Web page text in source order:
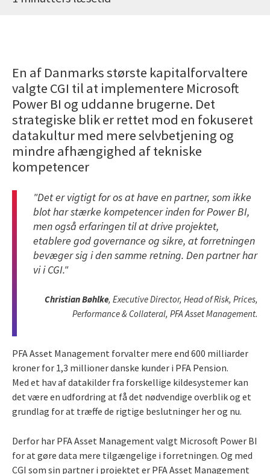
En af Danmarks største kapitalforvaltere
valgte CGI til at implementere Microsoft
Power BI og uddanne brugerne. Det
strategiske blik er rettet mod en fokuseret
datakultur med mere selvbetjening og
mindre afhængighed af tekniske
kompetencer
"Det er vigtigt for os at have en partner, som ikke
blot har stærke kompetencer inden for Power BI,
men også erfaringen til at drive projektet,
etablere god governance og sikre, at forretningen
bevæger sig i den samme retning. Den partner har
vi i CGI."
Christian Bøhlke, Executive Director, Head of Risk, Prices,
Performance & Collateral, PFA Asset Management.
PFA Asset Management forvalter mere end 600 milliarder
kroner for 1,3 millioner danske kunder i PFA Pension.
Med et hav af datakilder fra forskellige kildesystemer kan
det være en udfordring at få det nødvendige overblik og et
grundlag for at træffe de rigtige beslutninger her og nu.
Derfor har PFA Asset Management valgt Microsoft Power BI
for at gøre data mere tilgængelige i forretningen. Og med
CGI som sin partner i projektet er PFA Asset Management